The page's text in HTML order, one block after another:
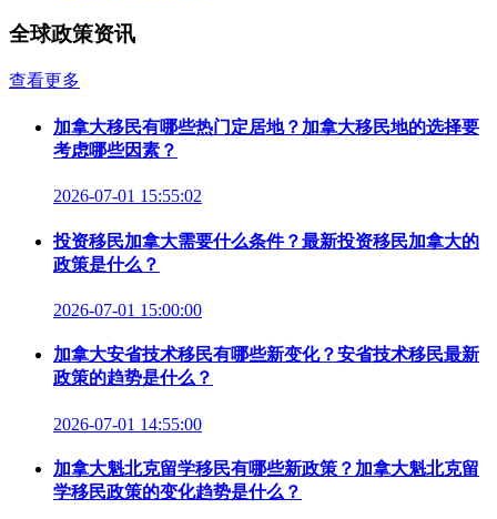
全球政策资讯
查看更多
加拿大移民有哪些热门定居地？加拿大移民地的选择要
考虑哪些因素？
2026-07-01 15:55:02
投资移民加拿大需要什么条件？最新投资移民加拿大的
政策是什么？
2026-07-01 15:00:00
加拿大安省技术移民有哪些新变化？安省技术移民最新
政策的趋势是什么？
2026-07-01 14:55:00
加拿大魁北克留学移民有哪些新政策？加拿大魁北克留
学移民政策的变化趋势是什么？